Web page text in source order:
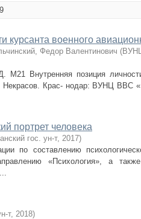
курсанта военного
Федор Валентинович (
Внутренняя позиция
Крас- нодар: ВУНЦ ВВС
портрет человека
гос. ун-т, 2017)
по составлению
«Психология», а
т, 2018)